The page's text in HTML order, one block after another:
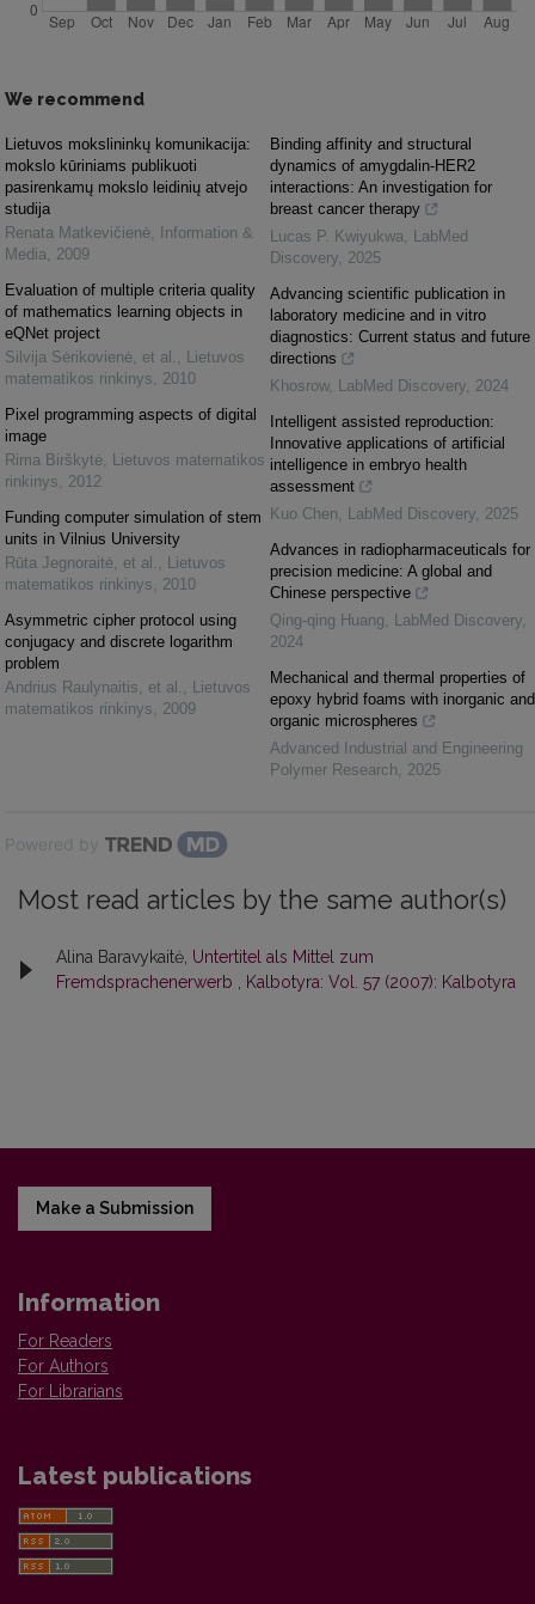
We recommend
Lietuvos mokslininkų komunikacija:
mokslo kūriniams publikuoti
pasirenkamų mokslo leidinių atvejo
studija
Renata Matkevičienė,
Information &
Media, 2009
Evaluation of multiple criteria quality
of mathematics learning objects in
eQNet project
Silvija Sėrikovienė, et al. , Lietuvos
matematikos rinkinys, 2010
Pixel programming aspects of digital
image
Rima Birškytė, Lietuvos matematikos
rinkinys, 2012
Funding computer simulation of stem
units in Vilnius University
Rūta Jegnoraitė, et al. , Lietuvos
matematikos rinkinys, 2010
Asymmetric cipher protocol using
conjugacy and discrete logarithm
problem
Andrius Raulynaitis, et al. , Lietuvos
matematikos rinkinys, 2009
Binding affinity and structural
dynamics of amygdalin-HER2
interactions: An investigation for
breast cancer therapy
Lucas P. Kwiyukwa, LabMed
Discovery, 2025
Advancing scientific publication in
laboratory medicine and in vitro
diagnostics: Current status and future
directions
Khosrow, LabMed Discovery, 2024
Intelligent assisted reproduction:
Innovative applications of artificial
intelligence in embryo health
assessment
Kuo Chen, LabMed Discovery, 2025
Advances in radiopharmaceuticals for
precision medicine: A global and
Chinese perspective
Qing-qing Huang, LabMed Discovery,
2024
Mechanical and thermal properties of
epoxy hybrid foams with inorganic and
organic microspheres
Advanced Industrial and Engineering
Polymer Research, 2025
Powered by
Most read articles by the same author(s)
Alina Baravykaitė, Untertitel als Mittel zum
Fremdsprachenerwerb
Kalbotyra: Vol. 57 (2007): Kalbotyra
Make a Submission
Information
For Readers
For Authors
For Librarians
Latest publications